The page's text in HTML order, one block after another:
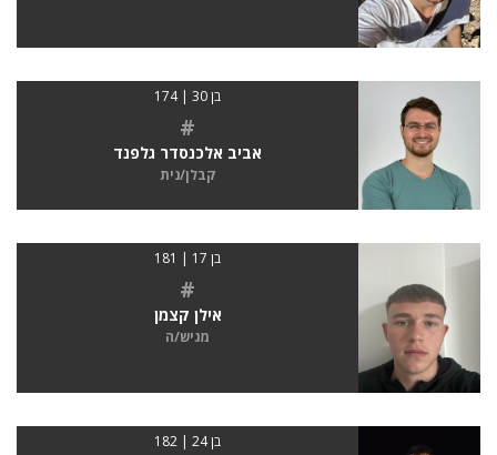
בן 30 | 174
#
אביב אלכנסדר גלפנד
קבלן/נית
בן 17 | 181
#
אילן קצמן
מגיש/ה
בן 24 | 182